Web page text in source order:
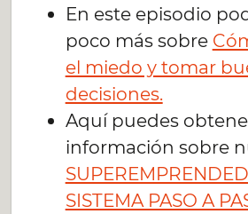
En este episodio
poco más sobre
el miedo y tomar
decisiones.
Aquí puedes
información sobre
SISTEMA PASO A